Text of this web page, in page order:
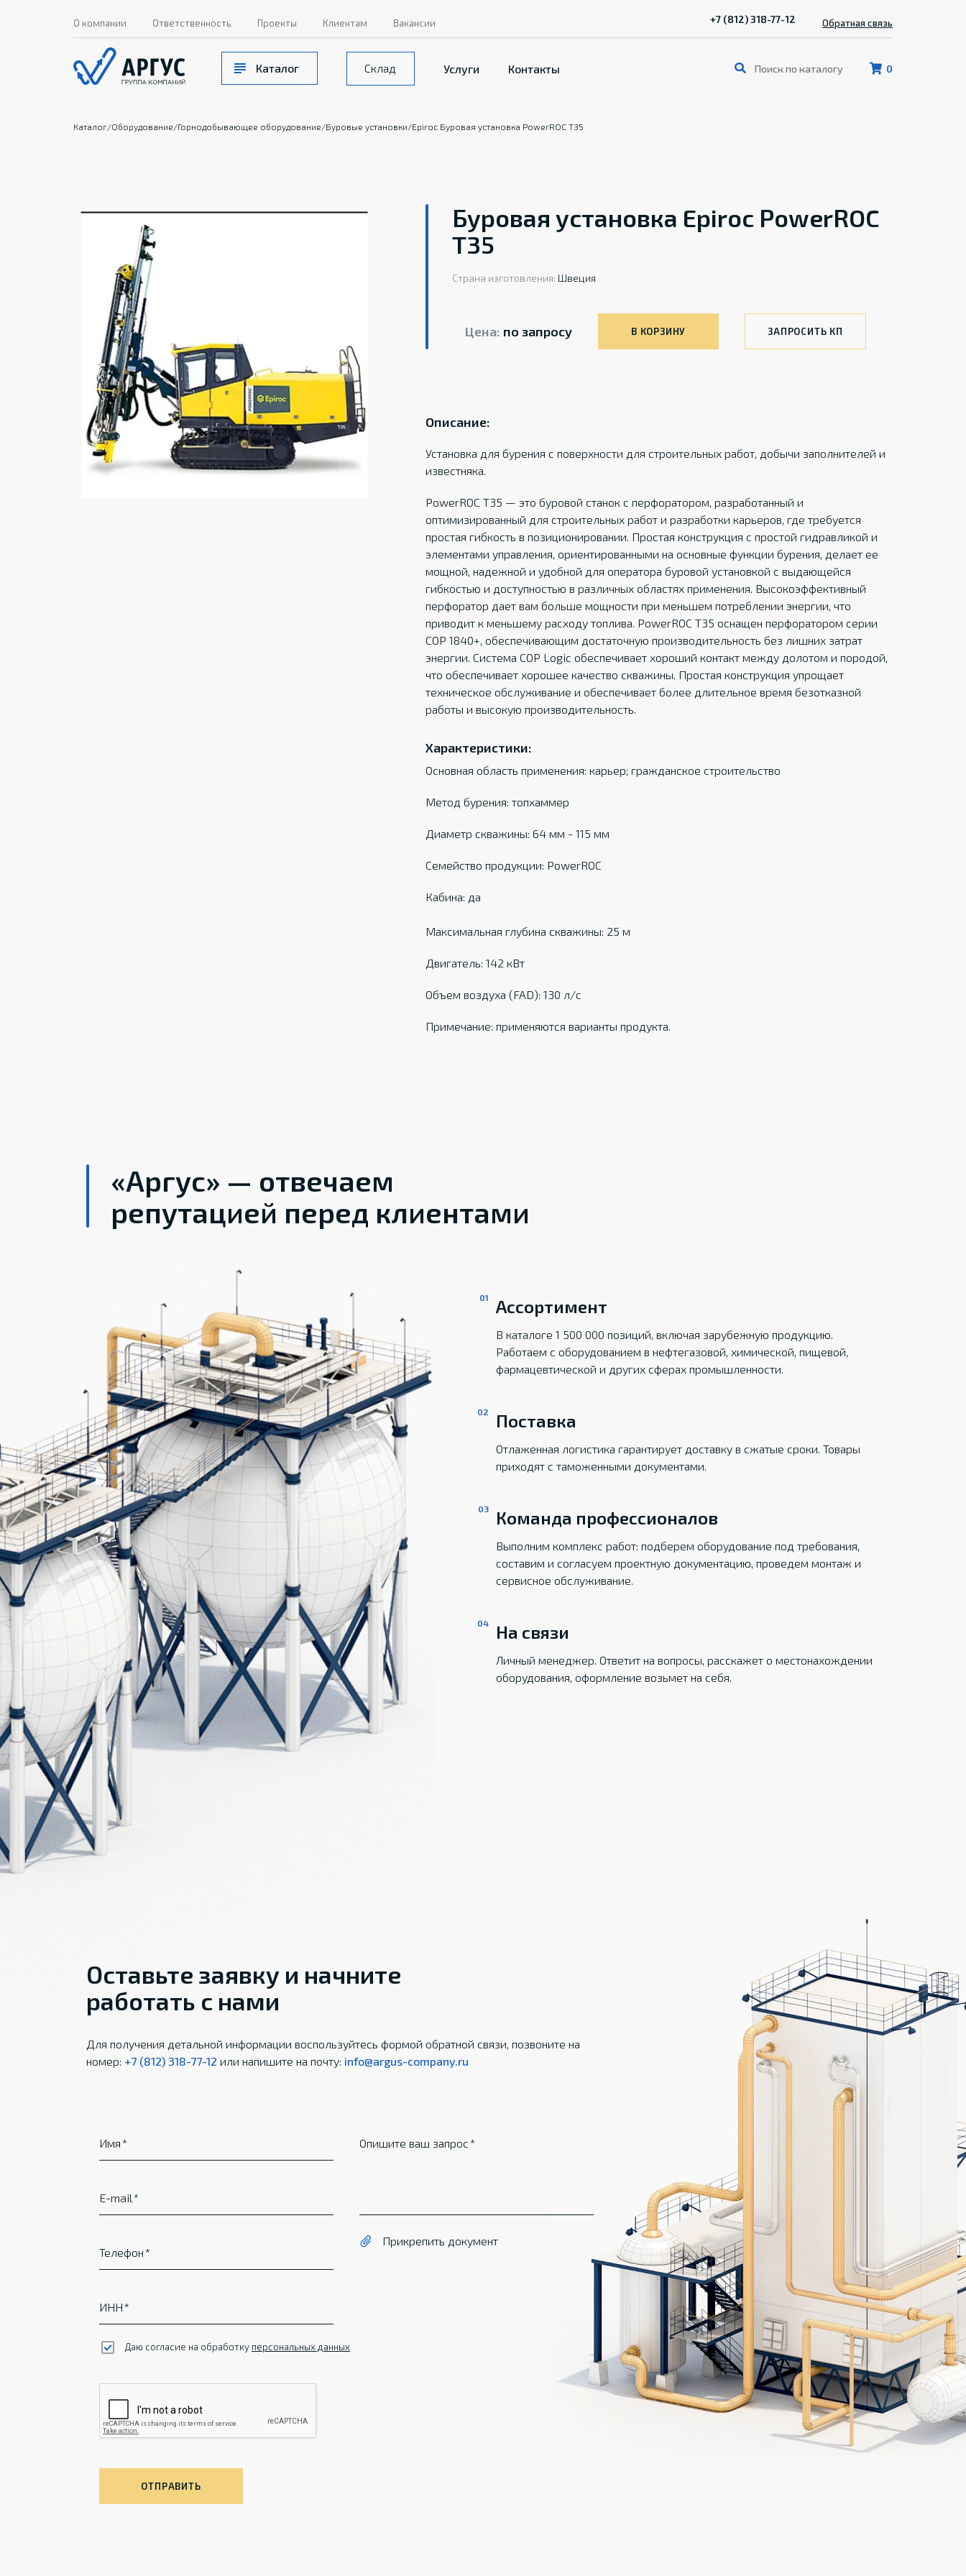
0
Каталог Склад Услуги Контакты
О компании Ответственность Проекты Клиентам Вакансии +7 (812) 318-77-12 Обратная связь
Каталог/Оборудование/Горнодобывающее оборудование/Буровые установки/Epiroc Буровая установка PowerROC T35
Буровая установка Epiroc PowerROC
T35
Страна изготовления: Швеция
Цена: по запросу В КОРЗИНУ ЗАПРОСИТЬ КП
Описание:
Установка для бурения с поверхности для строительных работ, добычи заполнителей и
известняка.
PowerROC T35 — это буровой станок с перфоратором, разработанный и
оптимизированный для строительных работ и разработки карьеров, где требуется
простая гибкость в позиционировании. Простая конструкция с простой гидравликой и
элементами управления, ориентированными на основные функции бурения, делает ее
мощной, надежной и удобной для оператора буровой установкой с выдающейся
гибкостью и доступностью в различных областях применения. Высокоэффективный
перфоратор дает вам больше мощности при меньшем потреблении энергии, что
приводит к меньшему расходу топлива. PowerROC T35 оснащен перфоратором серии
COP 1840+, обеспечивающим достаточную производительность без лишних затрат
энергии. Система COP Logic обеспечивает хороший контакт между долотом и породой,
что обеспечивает хорошее качество скважины. Простая конструкция упрощает
техническое обслуживание и обеспечивает более длительное время безотказной
работы и высокую производительность.
Характеристики:
Основная область применения: карьер; гражданское строительство
Метод бурения: топхаммер
Диаметр скважины: 64 мм - 115 мм
Семейство продукции: PowerROC
Кабина: да
Максимальная глубина скважины: 25 м
Двигатель: 142 кВт
Объем воздуха (FAD): 130 л/с
Примечание: применяются варианты продукта.
«Аргус» — отвечаем
репутацией перед клиентами
Ассортимент
В каталоге 1 500 000 позиций, включая зарубежную продукцию.
Работаем с оборудованием в нефтегазовой, химической, пищевой,
фармацевтической и других сферах промышленности.
Поставка
Отлаженная логистика гарантирует доставку в сжатые сроки. Товары
приходят с таможенными документами.
Команда профессионалов
Выполним комплекс работ: подберем оборудование под требования,
составим и согласуем проектную документацию, проведем монтаж и
сервисное обслуживание.
На связи
Личный менеджер. Ответит на вопросы, расскажет о местонахождении
оборудования, оформление возьмет на себя.
Оставьте заявку и начните
работать с нами
Для получения детальной информации воспользуйтесь формой обратной связи, позвоните на
номер: +7 (812) 318-77-12 или напишите на почту: info@argus-company.ru
Имя
E-mail
Телефон
ИНН
Опишите ваш запрос
Прикрепить документ
Даю согласие на обработку персональных данных
ОТПРАВИТЬ